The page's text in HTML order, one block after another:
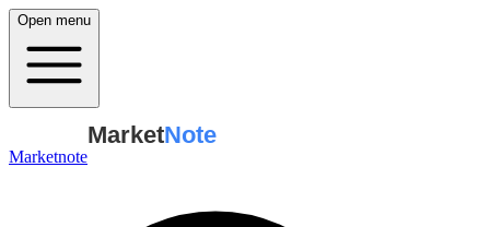
Open menu
Marketnote
MarketNote